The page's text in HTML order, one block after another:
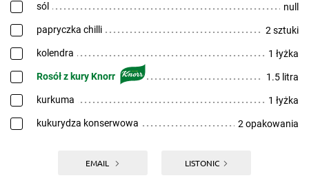
sól null
papryczka chilli 2 sztuki
kolendra 1 łyżka
Rosół z kury Knorr 1.5 litra
kurkuma 1 łyżka
kukurydza konserwowa 2 opakowania
EMAIL LISTONIC